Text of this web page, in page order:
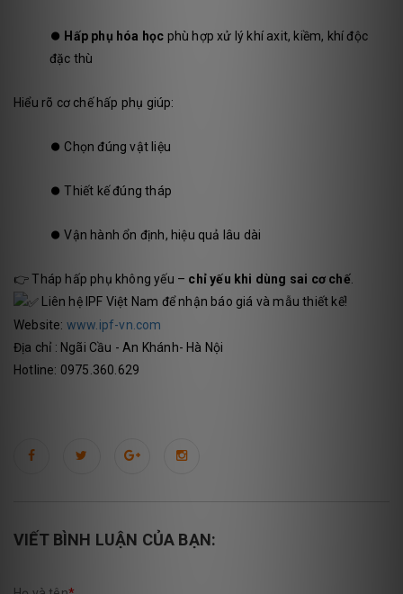
⏺️ Hấp phụ hóa học phù hợp xử lý khí axit, kiềm, khí độc
đặc thù
Hiểu rõ cơ chế hấp phụ giúp:
⏺️ Chọn đúng vật liệu
⏺️Thiết kế đúng tháp
⏺️Vận hành ổn định, hiệu quả lâu dài
👉 Tháp hấp phụ không yếu – chỉ yếu khi dùng sai cơ chế.
Liên hệ IPF Việt Nam để nhận báo giá và mẫu thiết kế!
Website: www.ipf-vn.com
Địa chỉ : Ngãi Cầu - An Khánh- Hà Nội
Hotline: 0975.360.629
VIẾT BÌNH LUẬN CỦA BẠN: